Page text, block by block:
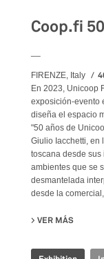
Coop.fi
FIRENZE, Italy
En 2023, Unicoop
exposición-evento
diseña el espacio
"50 años de
Giulio Iacchetti, en
toscana desde
ambientes que se
desmantelada
desde la
VER MÁS